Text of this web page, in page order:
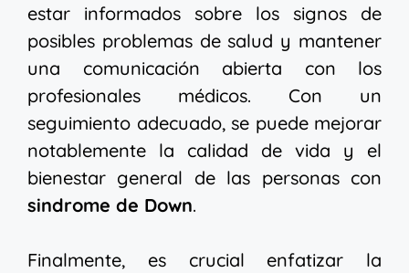
estar informados sobre los signos de
posibles problemas de salud y mantener
una comunicación abierta con los
profesionales médicos. Con un
seguimiento adecuado, se puede mejorar
notablemente la calidad de vida y el
bienestar general de las personas con
sindrome de Down.
Finalmente, es crucial enfatizar la